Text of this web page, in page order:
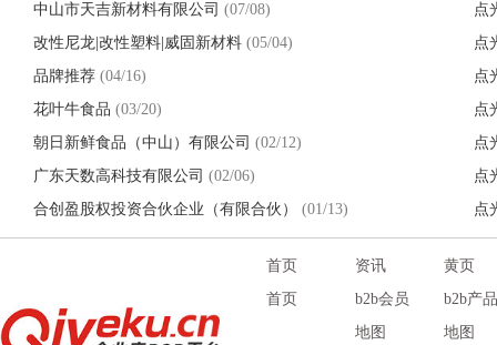
中山市天吉新材料有限公司 (07/08)
改性尼龙|改性塑料|威固新材料 (05/04)
品牌推荐 (04/16)
花叶牛食品 (03/20)
朝日新鲜食品（中山）有限公司 (02/12)
广东天数高科技有限公司 (02/06)
合创盈股权投资合伙企业（有限合伙）
(01/13)
点
点
点
点
点
点
点
首页 资讯
黄页
首页
b2b会员
地图
b2b产品
地图